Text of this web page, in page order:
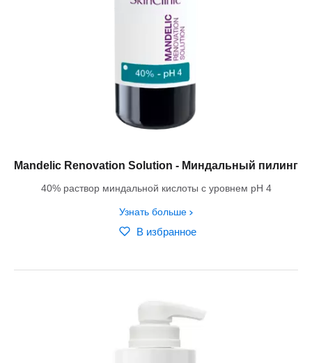
Mandelic Renovation Solution - Миндальный пилинг
40% раствор миндальной кислоты с уровнем pH 4
Узнать больше
В избранное